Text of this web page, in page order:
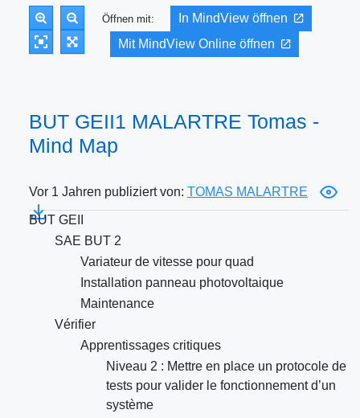
Öffnen mit:
In MindView öffnen
Mit MindView Online öffnen
BUT GEII1 MALARTRE Tomas -
Mind Map
Vor 1 Jahren publiziert von: TOMAS MALARTRE
BUT GEII
SAE BUT 2
Variateur de vitesse pour quad
Installation panneau photovoltaique
Maintenance
Vérifier
Apprentissages critiques
Niveau 2 : Mettre en place un protocole de
tests pour valider le fonctionnement d’un
système